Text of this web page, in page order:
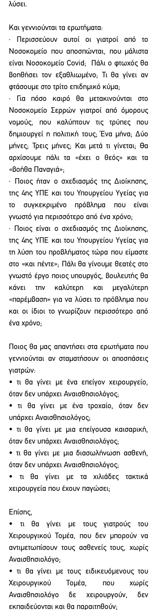
λύσει.
Και γεννιούνται τα ερωτήματα:
· Περισσεύουν αυτοί οι γιατροί από το
Νοσοκομείο που αποσπώνται, που μάλιστα
είναι Νοσοκομείο Covid;  Πάλι ο φτωχός θα
βοηθήσει τον εξαθλιωμένο; Τι θα γίνει αν
φτάσουμε στο τρίτο επιδημικό κύμα;
· Για πόσο καιρό θα μετακινούνται στο
Νοσοκομείο Σερρών γιατροί από όμορους
νομούς, που καλύπτουν τις τρύπες που
δημιουργεί η πολιτική τους; Ένα μήνα; Δύο
μήνες; Τρεις μήνες; Και μετά τι γίνεται; Θα
αρχίσουμε πάλι τα «έχει ο θεός» και τα
«βοήθα Παναγιά»;
· Ποιος ήταν ο σχεδιασμός της Διοίκησης,
της 4ης ΥΠΕ και του Υπουργείου Υγείας για
το συγκεκριμένο πρόβλημα που είναι
γνωστό για περισσότερο από ένα χρόνο;
· Ποιος είναι ο σχεδιασμός της Διοίκησης,
της 4ης ΥΠΕ και του Υπουργείου Υγείας για
τη λύση του προβλήματος τώρα που είμαστε
στο «και πέντε»; Πάλι θα γίνουμε θεατές στο
γνωστό έργο ποιος υπουργός, βουλευτής θα
κάνει την καλύτερη και μεγαλύτερη
«παρέμβαση» για να λύσει το πρόβλημα που
και οι ίδιοι το γνωρίζουν περισσότερο από
ένα χρόνο;
Ποιος θα μας απαντήσει στα ερωτήματα που
γεννιούνται αν σταματήσουν οι αποσπάσεις
γιατρών:
• τι θα γίνει με ένα επείγον χειρουργείο,
όταν δεν υπάρχει Αναισθησιολόγος;
• τι θα γίνει με ένα τροχαίο, όταν δεν
υπάρχει Αναισθησιολόγος;
• τι θα γίνει με μια επείγουσα καισαρική,
όταν δεν υπάρχει Αναισθησιολόγος;
• τι θα γίνει με μια διασωλήνωση ασθενή,
όταν δεν υπάρχει Αναισθησιολόγος;
• τι θα γίνει με τα χιλιάδες τακτικά
χειρουργεία που έχουν παγώσει;
Επίσης,
• τι θα γίνει με τους γιατρούς του
Χειρουργικού Τομέα, που δεν μπορούν να
αντιμετωπίσουν τους ασθενείς τους, χωρίς
Αναισθησιολόγο;
• τι θα γίνει με τους ειδικευόμενους του
Χειρουργικού Τομέα, που χωρίς
Αναισθησιολόγο δε χειρουργούν, δεν
εκπαιδεύονται και θα παραιτηθούν;